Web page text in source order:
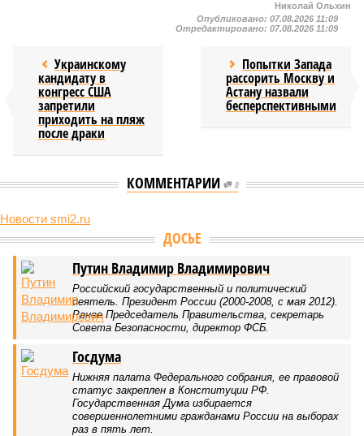
Николай Ольхин
Опубликовано: 07.08.2026 11:09
Отредактировано: 07.08.2026 11:09
Украинскому
кандидату в
конгресс США
запретили
приходить на пляж
после драки
Попытки Запада
рассорить Москву и
Астану назвали
бесперспективными
КОММЕНТАРИИ 0
Новости smi2.ru
ДОСЬЕ
Путин Владимир Владимирович
Российский государственный и политический
деятель. Президент России (2000-2008, с мая 2012).
Ранее Председатель Правительства, секретарь
Совета Безопасности, директор ФСБ.
Госдума
Нижняя палата Федерального собрания, ее правовой
статус закреплен в Конституции РФ.
Государственная Дума избирается
совершеннолетними гражданами России на выборах
раз в пять лет.